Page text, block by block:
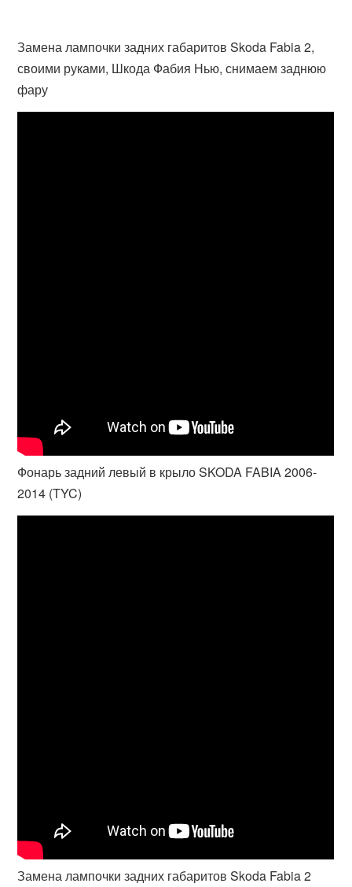
Замена лампочки задних габаритов Skoda Fabia 2,
своими руками, Шкода Фабия Нью, снимаем заднюю
фару
Фонарь задний левый в крыло SKODA FABIA 2006-
2014 (TYC)
Замена лампочки задних габаритов Skoda Fabia 2